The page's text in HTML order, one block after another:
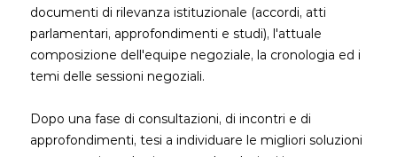
documenti di rilevanza istituzionale (accordi, atti
parlamentari, approfondimenti e studi), l'attuale
composizione dell'equipe negoziale, la cronologia ed i
temi delle sessioni negoziali.
Dopo una fase di consultazioni, di incontri e di
approfondimenti, tesi a individuare le migliori soluzioni